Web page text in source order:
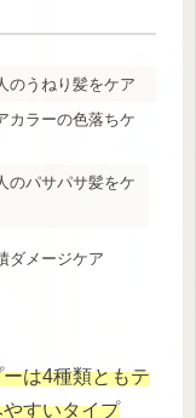
のうねり髪をケア
カラーの色落ちケ
のパサパサ髪をケ
ダメージケア
は4種類ともテ
すいタイプ